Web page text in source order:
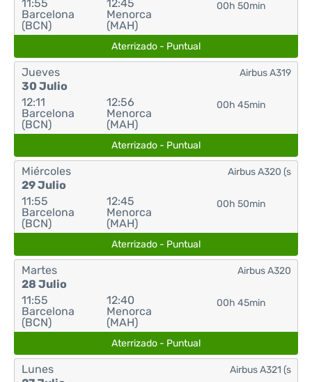
11:55
Barcelona
(BCN)
12:45
Menorca
(MAH)
00h 50min
Aterrizado - Puntual
Jueves
30 Julio
12:11
Barcelona
(BCN)
12:56
Menorca
(MAH)
00h 45min
Airbus A319
Aterrizado - Puntual
Miércoles
29 Julio
11:55
Barcelona
(BCN)
12:45
Menorca
(MAH)
00h 50min
Airbus A320 (s
Aterrizado - Puntual
Martes
28 Julio
11:55
Barcelona
(BCN)
12:40
Menorca
(MAH)
00h 45min
Airbus A320
Aterrizado - Puntual
Lunes
Airbus A321 (s